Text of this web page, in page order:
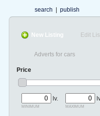
search
publish
New Listing Edit
Adverts for cars
Price
lv.
minimum
maximum